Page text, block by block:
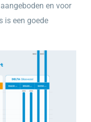
en voor
is een goede